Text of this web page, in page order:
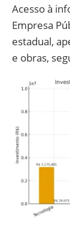
Acesso à
Empresa
estadual,
e obras,